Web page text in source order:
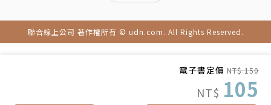
電子書定價 NT$ 150
NT$ 105
聯合線上公司 著作權所有 © udn.com. All Rights Reserved.